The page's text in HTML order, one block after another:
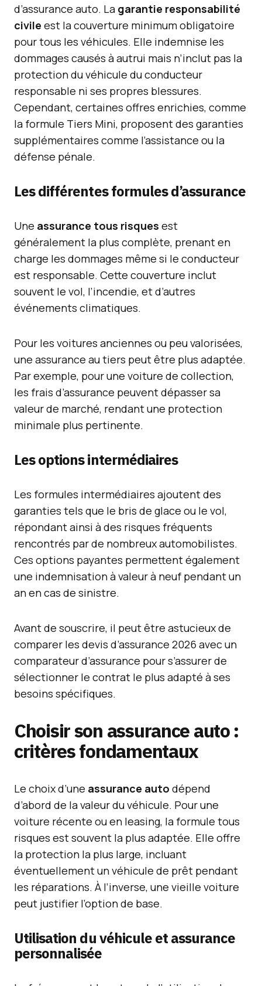
d’assurance auto. La garantie responsabilité
civile est la couverture minimum obligatoire
pour tous les véhicules. Elle indemnise les
dommages causés à autrui mais n’inclut pas la
protection du véhicule du conducteur
responsable ni ses propres blessures.
Cependant, certaines offres enrichies, comme
la formule Tiers Mini, proposent des garanties
supplémentaires comme l’assistance ou la
défense pénale.
Les différentes formules d’assurance
Une assurance tous risques est
généralement la plus complète, prenant en
charge les dommages même si le conducteur
est responsable. Cette couverture inclut
souvent le vol, l’incendie, et d’autres
événements climatiques.
Pour les voitures anciennes ou peu valorisées,
une assurance au tiers peut être plus adaptée.
Par exemple, pour une voiture de collection,
les frais d’assurance peuvent dépasser sa
valeur de marché, rendant une protection
minimale plus pertinente.
Les options intermédiaires
Les formules intermédiaires ajoutent des
garanties tels que le bris de glace ou le vol,
répondant ainsi à des risques fréquents
rencontrés par de nombreux automobilistes.
Ces options payantes permettent également
une indemnisation à valeur à neuf pendant un
an en cas de sinistre.
Avant de souscrire, il peut être astucieux de
comparer les devis d’assurance 2026 avec un
comparateur d’assurance pour s’assurer de
sélectionner le contrat le plus adapté à ses
besoins spécifiques.
Choisir son assurance auto :
critères fondamentaux
Le choix d’une assurance auto dépend
d’abord de la valeur du véhicule. Pour une
voiture récente ou en leasing, la formule tous
risques est souvent la plus adaptée. Elle offre
la protection la plus large, incluant
éventuellement un véhicule de prêt pendant
les réparations. À l’inverse, une vieille voiture
peut justifier l’option de base.
Utilisation du véhicule et assurance
personnalisée